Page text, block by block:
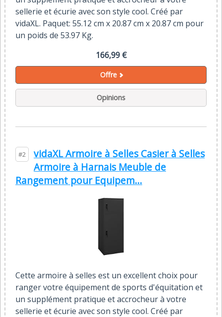
sellerie et écurie avec son style cool. Créé par
vidaXL. Paquet: 55.12 cm x 20.87 cm x 20.87 cm pour
un poids de 53.97 Kg.
166,99 €
Offre
Opinions
#2
vidaXL Armoire à Selles Casier à Selles
Armoire à Harnais Meuble de
Rangement pour Equipem...
Cette armoire à selles est un excellent choix pour
ranger votre équipement de sports d'équitation et
un supplément pratique et accrocheur à votre
sellerie et écurie avec son style cool. Créé par